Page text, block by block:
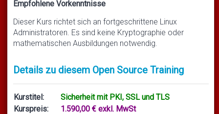
Empfohlene Vorkenntnisse
Dieser Kurs richtet sich an fortgeschrittene Linux
Administratoren. Es sind keine Kryptographie oder
mathematischen Ausbildungen notwendig.
Details zu diesem Open Source Training
Kurstitel:
Sicherheit mit PKI, SSL und TLS
Kurspreis:
1.590,00 € exkl. MwSt